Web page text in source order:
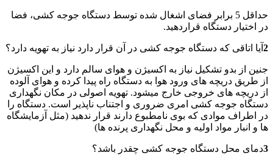
حداقل 5 برابر فضای اشغال شده توسط دستگاه جوجه کشی، فضا
در اختیار دستگاه قراردهید.
2 آیا اتاقی که دستگاه جوجه کشی در آن قرار دارد نیاز به تهویه دارد؟
جنین از بدو تشکیل نیاز به اکسیژن و هوای سالم دارد و این اکسیژن
از طریق دریچه های ورود هوا به دستگاه راه پیدا کرده و هوای آلوده
از دریچه های خروجی خارج میشود. تهویه اصولی در مکان نگهداری
دستگاه جوجه کشی امری ضروری و اجتناب ناپذیر است. دستگاه را
در اطراف موادی که بوی نامطبوع دارند قرار ندهید (مثل آزمایشگاه
ها و انبار مواد اولیه و محل نگهداری پرنده ها)
3دمای محل دستگاه جوجه کشی چقدر باشد؟